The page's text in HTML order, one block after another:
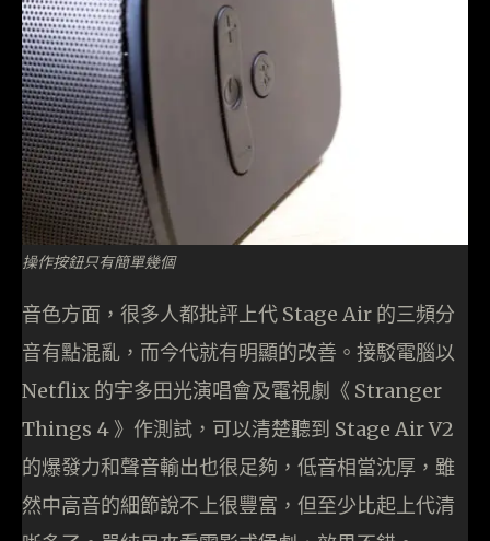
操作按鈕只有簡單幾個
音色方面，很多人都批評上代 Stage Air 的三頻分
音有點混亂，而今代就有明顯的改善。接駁電腦以
Netflix 的宇多田光演唱會及電視劇《 Stranger
Things 4 》作測試，可以清楚聽到 Stage Air V2
的爆發力和聲音輸出也很足夠，低音相當沈厚，雖
然中高音的細節說不上很豐富，但至少比起上代清